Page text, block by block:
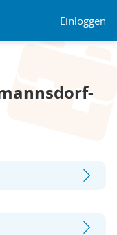
Einloggen